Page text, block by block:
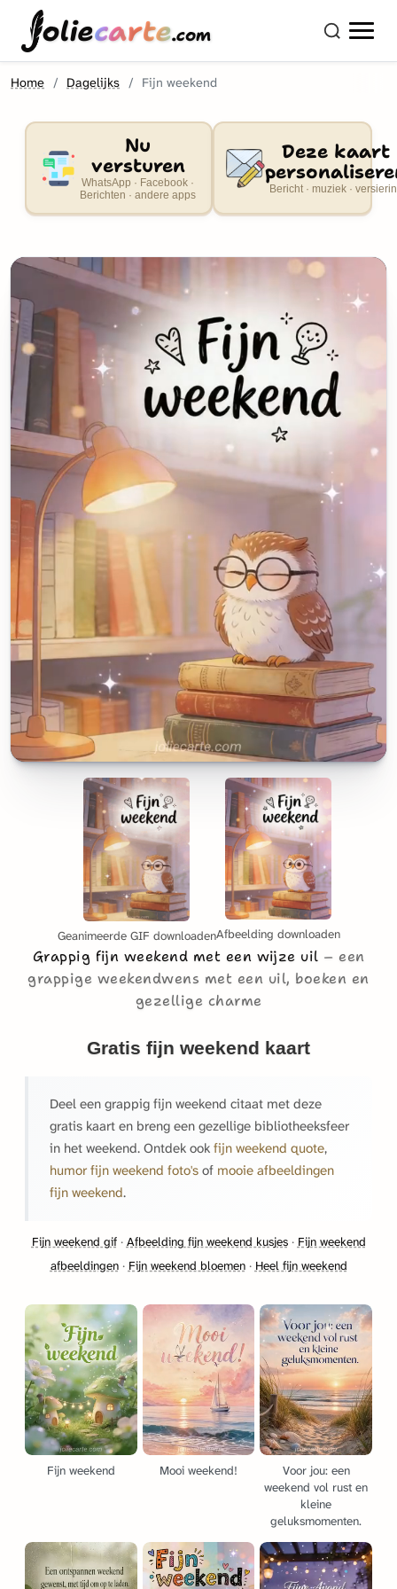
oliecarte.com
Home Dagelijks Fijn weekend
Nu
versturen
WhatsApp · Facebook ·
Berichten · andere apps
Deze kaart
Bericht · muziek ·
Geanimeerde GIF downloadenAfbeelding downloaden
Grappig fijn weekend met een wijze uil
een
grappige weekendwens met een uil, boeken en
gezellige charme
Gratis fijn weekend kaart
Deel een grappig fijn weekend citaat met deze
gratis kaart en breng een gezellige bibliotheeksfeer
in het weekend. Ontdek ook fijn weekend quote,
humor fijn weekend foto's of mooie afbeeldingen
fijn weekend.
Fijn weekend gif· Afbeelding fijn weekend kusjes· Fijn weekend
afbeeldingen· Fijn weekend bloemen· Heel fijn weekend
Fijn weekend Mooi weekend!
Voor jou: een
weekend vol rust en
kleine
geluksmomenten.